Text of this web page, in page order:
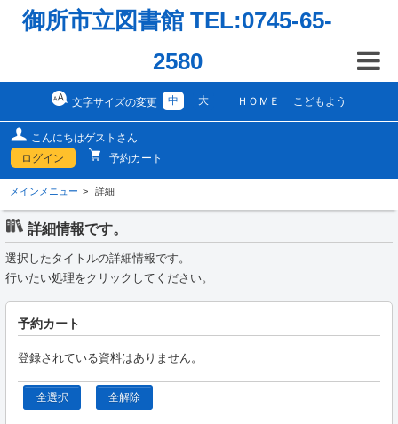
御所市立図書館 TEL:0745-65-
2580
文字サイズの変更 中 大 ＨＯＭＥ こどもよう
こんにちはゲストさん
ログイン
予約カート
メインメニュー 詳細
詳細情報です。
選択したタイトルの詳細情報です。
行いたい処理をクリックしてください。
予約カート
登録されている資料はありません。
全選択 全解除